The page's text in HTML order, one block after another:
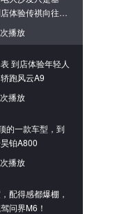
体验传祺向往
L
播放
到店体验年轻人
跑风云A9
播放
的一款车型，到
铂A800
播放
配得感都爆棚，
问界M6！